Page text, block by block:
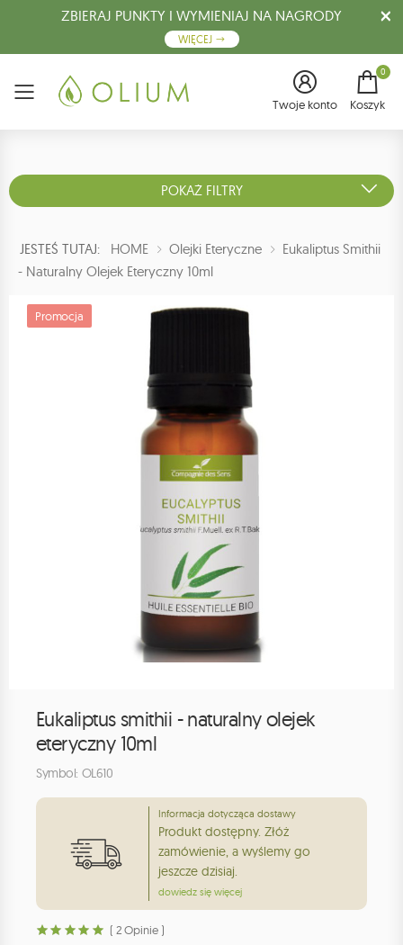
ZBIERAJ PUNKTY I WYMIENIAJ NA NAGRODY
WIĘCEJ
Menu Twoje konto
0
Koszyk
POKAŻ FILTRY
JESTEŚ TUTAJ: HOME Olejki Eteryczne
Eukaliptus Smithii
- Naturalny Olejek Eteryczny 10ml
Promocja
Eukaliptus smithii - naturalny olejek
eteryczny 10ml
Symbol: OL610
Informacja dotycząca dostawy
Produkt dostępny. Złóż
zamówienie, a wyślemy go
jeszcze dzisiaj.
dowiedz się więcej
( 2 Opinie )